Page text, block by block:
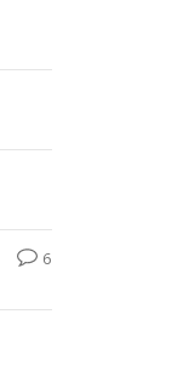
6